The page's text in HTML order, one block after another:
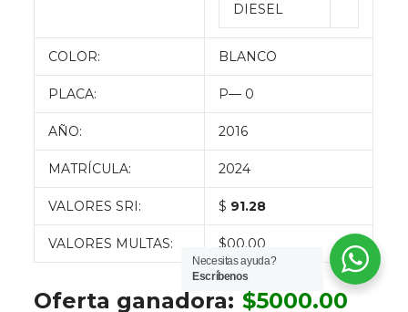
DIESEL
COLOR: BLANCO
PLACA: P— 0
AÑO: 2016
MATRÍCULA: 2024
VALORES SRI: $ 91.28
VALORES MULTAS: $00.00
Oferta ganadora: $5000.00
Necesitas ayuda?
Escríbenos